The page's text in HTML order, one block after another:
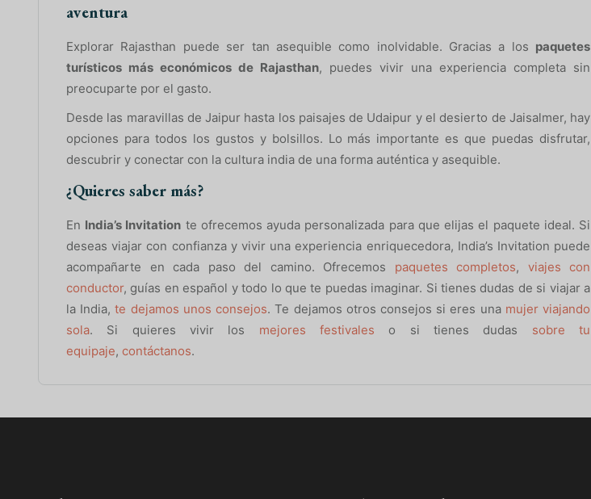
aventura
Explorar Rajasthan puede ser tan asequible como inolvidable. Gracias a los paquetes
turísticos más económicos de Rajasthan, puedes vivir una experiencia completa sin
preocuparte por el gasto.
Desde las maravillas de Jaipur hasta los paisajes de Udaipur y el desierto de Jaisalmer, hay
opciones para todos los gustos y bolsillos. Lo más importante es que puedas disfrutar,
descubrir y conectar con la cultura india de una forma auténtica y asequible.
¿Quieres saber más?
En India’s Invitation te ofrecemos ayuda personalizada para que elijas el paquete ideal. Si
deseas viajar con confianza y vivir una experiencia enriquecedora, India’s Invitation puede
acompañarte en cada paso del camino. Ofrecemos paquetes completos, viajes con
conductor, guías en español y todo lo que te puedas imaginar. Si tienes dudas de si viajar a
la India,te dejamos unos consejos. Te dejamos otros consejos si eres una mujer viajando
sola. Si quieres vivir los mejores festivales o si tienes dudas sobre tu
equipaje, contáctanos.